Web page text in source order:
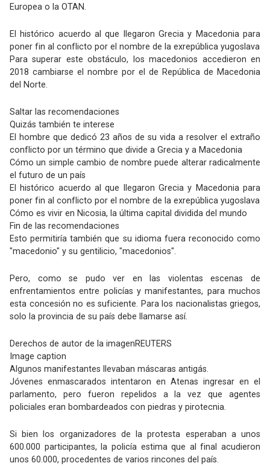
Europea o la OTAN.
El histórico acuerdo al que llegaron Grecia y Macedonia para
poner fin al conflicto por el nombre de la exrepública yugoslava
Para superar este obstáculo, los macedonios accedieron en
2018 cambiarse el nombre por el de República de Macedonia
del Norte.
Saltar las recomendaciones
Quizás también te interese
El hombre que dedicó 23 años de su vida a resolver el extraño
conflicto por un término que divide a Grecia y a Macedonia
Cómo un simple cambio de nombre puede alterar radicalmente
el futuro de un país
El histórico acuerdo al que llegaron Grecia y Macedonia para
poner fin al conflicto por el nombre de la exrepública yugoslava
Cómo es vivir en Nicosia, la última capital dividida del mundo
Fin de las recomendaciones
Esto permitiría también que su idioma fuera reconocido como
"macedonio" y su gentilicio, "macedonios".
Pero, como se pudo ver en las violentas escenas de
enfrentamientos entre policías y manifestantes, para muchos
esta concesión no es suficiente. Para los nacionalistas griegos,
solo la provincia de su país debe llamarse así.
Derechos de autor de la imagenREUTERS
Image caption
Algunos manifestantes llevaban máscaras antigás.
Jóvenes enmascarados intentaron en Atenas ingresar en el
parlamento, pero fueron repelidos a la vez que agentes
policiales eran bombardeados con piedras y pirotecnia.
Si bien los organizadores de la protesta esperaban a unos
600.000 participantes, la policía estima que al final acudieron
unos 60.000, procedentes de varios rincones del país.